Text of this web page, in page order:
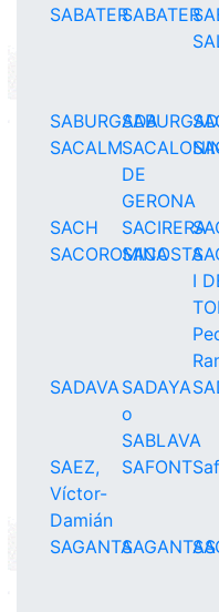
SABATERSABATER
SABURGADA
SACALM
DE
GERONA
SACH SACIRERA
SACOROMINA
SACOSTA
I
SADAVASADAYA
o
SABLAVA
SAEZ,
Víctor-
Damián
SAFONT
SAGANTASAGANTAS